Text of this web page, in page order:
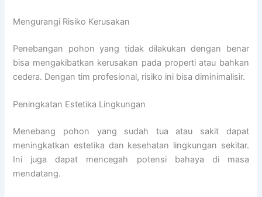
Mengurangi Risiko Kerusakan
Penebangan pohon yang tidak dilakukan dengan benar
bisa mengakibatkan kerusakan pada properti atau bahkan
cedera. Dengan tim profesional, risiko ini bisa diminimalisir.
Peningkatan Estetika Lingkungan
Menebang pohon yang sudah tua atau sakit dapat
meningkatkan estetika dan kesehatan lingkungan sekitar.
Ini juga dapat mencegah potensi bahaya di masa
mendatang.